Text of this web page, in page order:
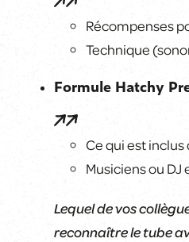
Récompenses
Technique
Formule Hatchy
Ce qui est inclus
Musiciens ou DJ
Lequel de vos
reconnaître le tube